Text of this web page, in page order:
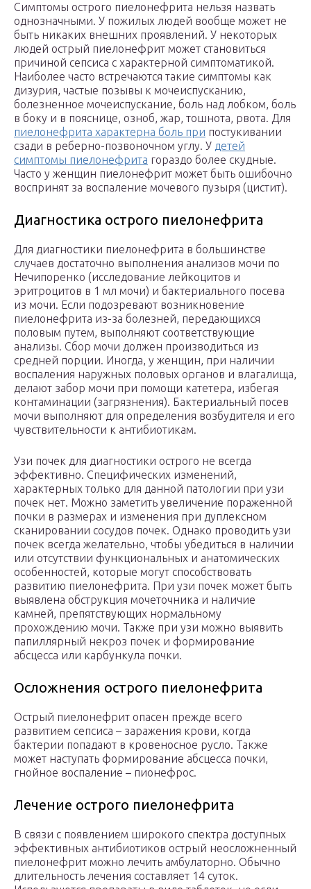
Симптомы острого пиелонефрита нельзя назвать
однозначными. У пожилых людей вообще может не
быть никаких внешних проявлений. У некоторых
людей острый пиелонефрит может становиться
причиной сепсиса с характерной симптоматикой.
Наиболее часто встречаются такие симптомы как
дизурия, частые позывы к мочеиспусканию,
болезненное мочеиспускание, боль над лобком, боль
в боку и в пояснице, озноб, жар, тошнота, рвота. Для
пиелонефрита характерна боль при постукивании
сзади в реберно-позвоночном углу. У детей
симптомы пиелонефрита гораздо более скудные.
Часто у женщин пиелонефрит может быть ошибочно
воспринят за воспаление мочевого пузыря (цистит).
Диагностика острого пиелонефрита
Для диагностики пиелонефрита в большинстве
случаев достаточно выполнения анализов мочи по
Нечипоренко (исследование лейкоцитов и
эритроцитов в 1 мл мочи) и бактериального посева
из мочи. Если подозревают возникновение
пиелонефрита из-за болезней, передающихся
половым путем, выполняют соответствующие
анализы. Сбор мочи должен производиться из
средней порции. Иногда, у женщин, при наличии
воспаления наружных половых органов и влагалища,
делают забор мочи при помощи катетера, избегая
контаминации (загрязнения). Бактериальный посев
мочи выполняют для определения возбудителя и его
чувствительности к антибиотикам.
Узи почек для диагностики острого не всегда
эффективно. Специфических изменений,
характерных только для данной патологии при узи
почек нет. Можно заметить увеличение пораженной
почки в размерах и изменения при дуплексном
сканировании сосудов почек. Однако проводить узи
почек всегда желательно, чтобы убедиться в наличии
или отсутствии функциональных и анатомических
особенностей, которые могут способствовать
развитию пиелонефрита. При узи почек может быть
выявлена обструкция мочеточника и наличие
камней, препятствующих нормальному
прохождению мочи. Также при узи можно выявить
папиллярный некроз почек и формирование
абсцесса или карбункула почки.
Осложнения острого пиелонефрита
Острый пиелонефрит опасен прежде всего
развитием сепсиса – заражения крови, когда
бактерии попадают в кровеносное русло. Также
может наступать формирование абсцесса почки,
гнойное воспаление – пионефрос.
Лечение острого пиелонефрита
В связи с появлением широкого спектра доступных
эффективных антибиотиков острый неосложненный
пиелонефрит можно лечить амбулаторно. Обычно
длительность лечения составляет 14 суток.